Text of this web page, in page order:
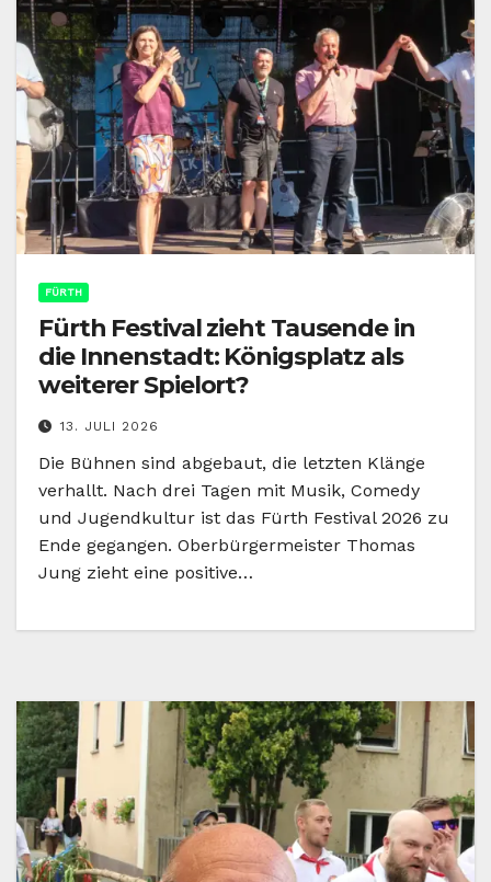
FÜRTH
Fürth Festival zieht Tausende in
die Innenstadt: Königsplatz als
weiterer Spielort?
13. JULI 2026
Die Bühnen sind abgebaut, die letzten Klänge
verhallt. Nach drei Tagen mit Musik, Comedy
und Jugendkultur ist das Fürth Festival 2026 zu
Ende gegangen. Oberbürgermeister Thomas
Jung zieht eine positive…